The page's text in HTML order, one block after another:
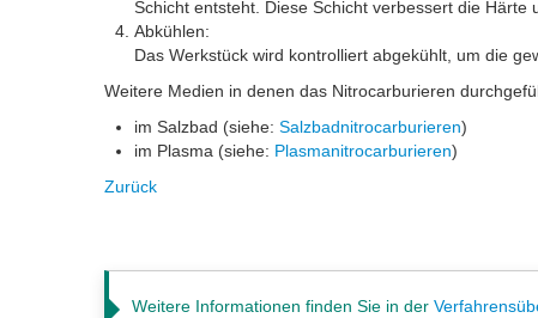
Schicht entsteht. Diese Schicht verbessert die
Abkühlen:
Das Werkstück wird kontrolliert abgekühlt, um die
Weitere Medien in denen das Nitrocarburieren
im Salzbad (siehe: Salzbadnitrocarburieren)
im Plasma (siehe: Plasmanitrocarburieren)
Zurück
Weitere Informationen finden Sie in der